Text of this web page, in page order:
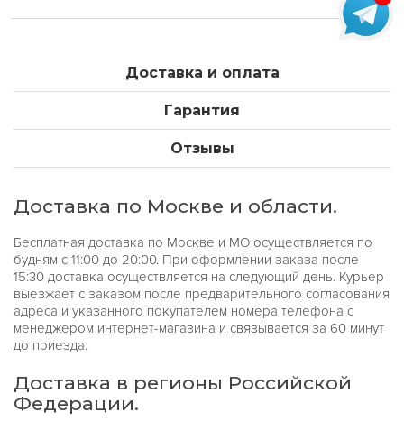
Доставка и оплата
Гарантия
Отзывы
Доставка по Москве и области.
Бесплатная доставка по Москве и МО осуществляется по
будням с 11:00 до 20:00. При оформлении заказа после
15:30 доставка осуществляется на следующий день. Курьер
выезжает с заказом после предварительного согласования
адреса и указанного покупателем номера телефона с
менеджером интернет-магазина и связывается за 60 минут
до приезда.
Доставка в регионы Российской
Федерации.